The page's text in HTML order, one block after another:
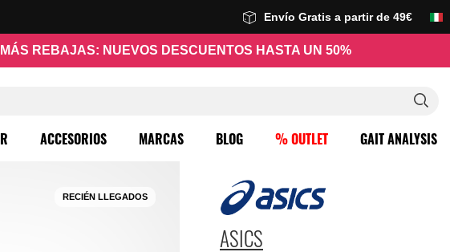
Envío Gratis a partir de 49€
MÁS REBAJAS: NUEVOS DESCUENTOS HASTA UN 50%
ACCESORIOS MARCAS BLOG % OUTLET GAIT ANALYSIS
ASICS
RECIÉN LLEGADOS